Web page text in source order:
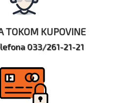
TOKOM KUPOVINE
033/261-21-21